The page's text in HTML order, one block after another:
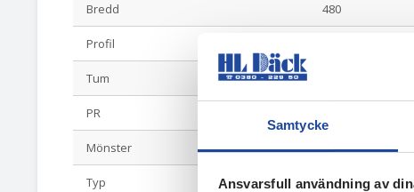
Samtycke
Ansvarsfull användning av
Bredd 480
Profil
Tum
PR
Mönster Maxi Traction 65
Typ Radial 65-profil